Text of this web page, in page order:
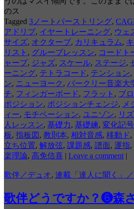
のス
Tagged 3ノートパーストリング,
アドリブ, イヤートレーニング, ウェ
サイズ, オクターブ, カリキュラム,
リスト , グループレッスン, コードト
ャープ, ジャズ, スケール, ステージ,
ーニング, テトラコード, テンション,
ン, ニューヨーク , バークリー音楽大
チ, フィンガーボード, フラット , ブ
ポジション, ポジションチェンジ, メ
ィー, モチベーション, ユニゾン, リ
人レッスン, 基礎力, 基礎練, 変化記号
板, 指板図 , 教則本, 相対音感, 移動ド,
立ち位置, 解放弦, 課題感, 譜面, 運指,
楽理論, 高免信喜 | Leave a comment |
歌伴／デュオ, 連載「達人に聞く」
歌伴どうですか？❻森